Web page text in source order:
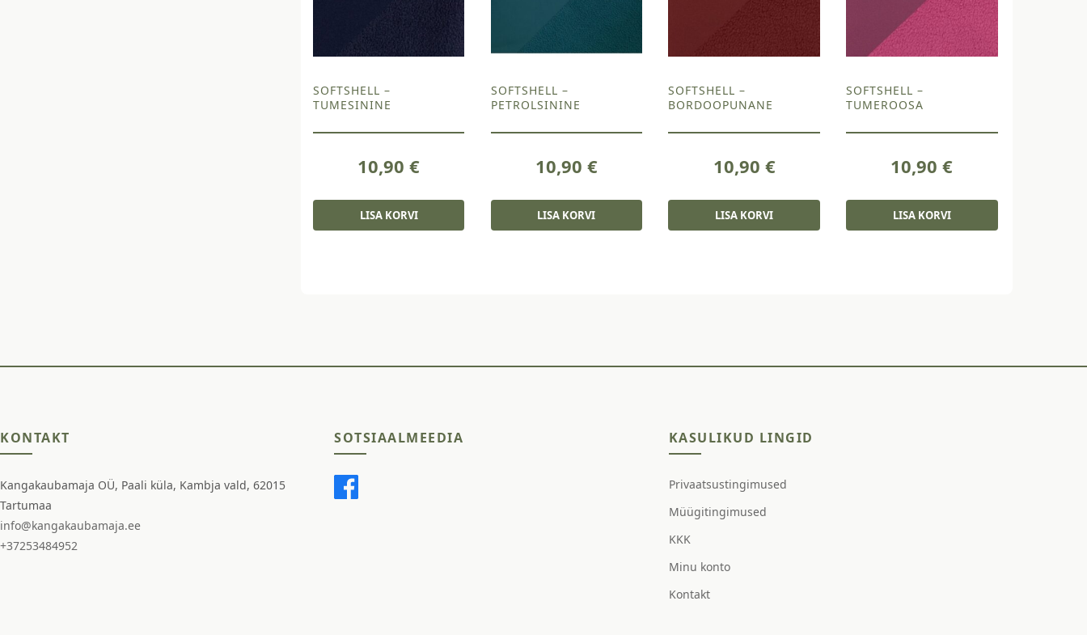
SOFTSHELL –
TUMESININE
10,90€
LISA KORVI
SOFTSHELL –
PETROLSININE
10,90 €
LISA KORVI
SOFTSHELL –
BORDOOPUNANE
10,90 €
LISA KORVI
SOFTSHELL –
TUMEROOSA
10,90€
LISA KORVI
KONTAKT
Kangakaubamaja OÜ, Paali küla, Kambja vald, 62015
Tartumaa
info@kangakaubamaja.ee
+37253484952
SOTSIAALMEEDIA KASULIKUD LINGID
Privaatsustingimused
Müügitingimused
KKK
Minu konto
Kontakt